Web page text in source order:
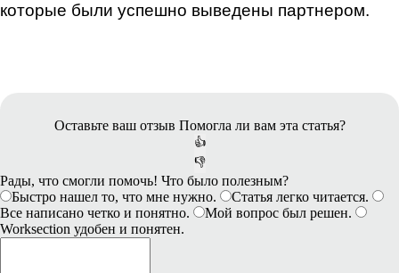
которые были успешно выведены партнером.
Оставьте ваш отзыв Помогла ли вам эта статья?
👍
👎
Рады, что смогли помочь! Что было полезным?
Быстро нашел то, что мне нужно.
Статья легко читается.
Все написано четко и понятно.
Мой вопрос был решен.
Worksection удобен и понятен.